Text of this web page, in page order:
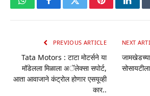
WhatsAppFacebookTwitterPinterest
PREVIOUS ARTICLE
Tata Motors : टाटा मोटर्सने या
मॉडेलला मिळाला अॅलेक्सा सपोर्ट,
आता आवाजाने कंट्रोल होणार एसयूव्ही
कार..
NEXT